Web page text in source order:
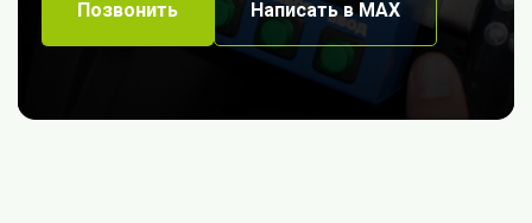
Позвонить Написать в МАХ